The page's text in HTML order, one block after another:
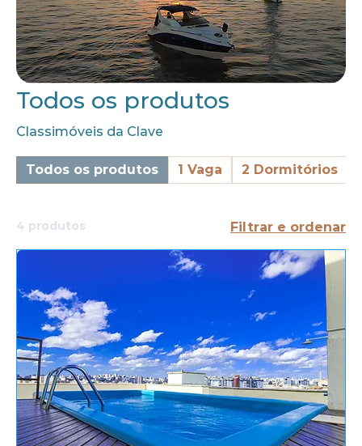
Todos os produtos
Classimóveis da Clave
Todos os produtos 1 Vaga 2 Dormitórios
4 produtos Filtrar e ordenar